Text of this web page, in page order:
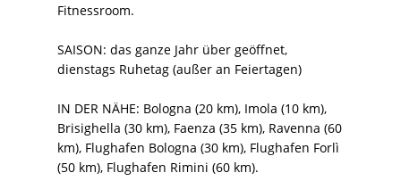
Fitnessroom.
SAISON: das ganze Jahr über geöffnet,
dienstags Ruhetag (außer an Feiertagen)
IN DER NÄHE: Bologna (20 km), Imola (10 km),
Brisighella (30 km), Faenza (35 km), Ravenna (60
km), Flughafen Bologna (30 km), Flughafen Forlì
(50 km), Flughafen Rimini (60 km).